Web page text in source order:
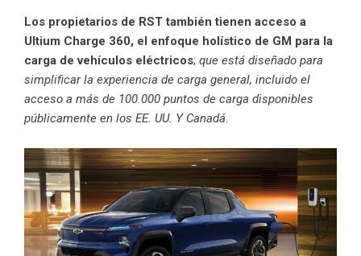
Los propietarios de RST también tienen acceso a
Ultium Charge 360, el enfoque holístico de GM para la
carga de vehículos eléctricos; que está diseñado para
simplificar la experiencia de carga general, incluido el
acceso a más de 100.000 puntos de carga disponibles
públicamente en los EE. UU. Y Canadá.